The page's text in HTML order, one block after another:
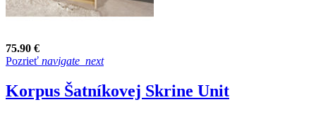
75.90 €
Pozrieť navigate_next
Korpus Šatníkovej Skrine Unit